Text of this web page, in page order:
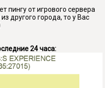
пингу от игрового сервера
другого города, то у Вас
24 часа: